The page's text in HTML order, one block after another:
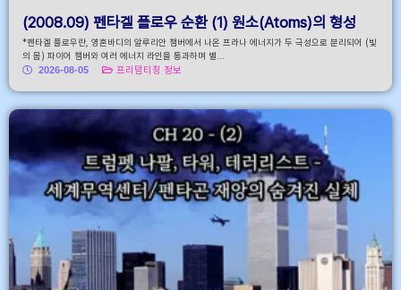
(2008.09) 펜타겔 플로우 순환 (1) 원소(Atoms)의 형성
*펜타겔 플로우란, 영혼바디의 알루리안 챔버에서 나온 프라나 에너지가 두 극성으로 분리되어 (빛
의 몸) 파이어 챔버와 여러 에너지 라인을 통과하며 별...
2026-08-05
프리덤티칭 정보